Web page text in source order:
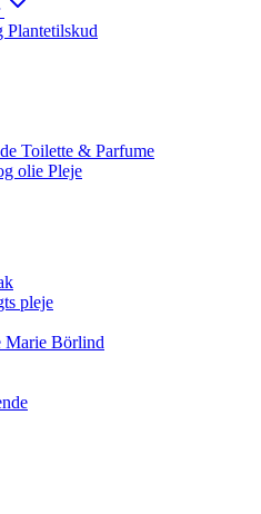
Plantetilskud
Toilette & Parfume
olie Pleje
pleje
Marie Börlind